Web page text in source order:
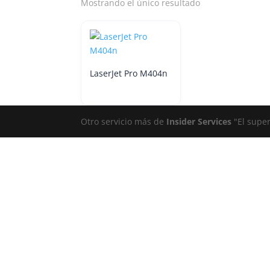
Mostrando el único resultado
LaserJet Pro M404n
Otro servicio más de Insider Services "El